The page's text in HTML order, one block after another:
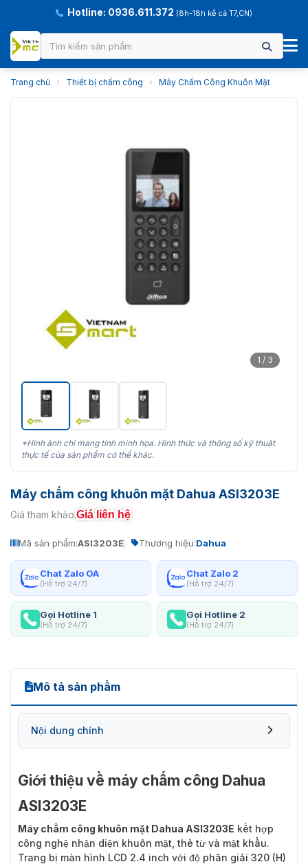
Hotline: 0936.611.372 (8h-18h kể cả T7,CN)
Trang chủ › Thiết bị chấm công › Máy Chấm Công Khuôn Mặt
1 / 3
*Hình ảnh chỉ mang tính minh họa. Hình thức và thông số kỹ thuật
thực tế của sản phẩm có thể khác.
Máy chấm công khuôn mặt Dahua ASI3203E
Giá tham khảo:Giá liên hệ
Mã sản phẩm:ASI3203E Thương hiệu:Dahua
Chat Zalo OA
(Hỗ trợ 24/7)
Chat Zalo 2
(Hỗ trợ 24/7)
Gọi Hotline 1
(Hỗ trợ 24/7)
Gọi Hotline 2
(Hỗ trợ 24/7)
Mô tả sản phẩm
Nội dung chính
Giới thiệu về máy chấm công Dahua
ASI3203E
Máy chấm công khuôn mặt Dahua ASI3203E kết hợp
công nghệ nhận diện khuôn mặt, thẻ từ và mật khẩu.
Trang bị màn hình LCD 2.4 inch với độ phân giải 320 (H)